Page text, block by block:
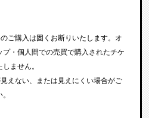
ご購入は固くお断りいたします。オ
・個人間での売買で購入されたチケ
ません。
えない、または見えにくい場合がご